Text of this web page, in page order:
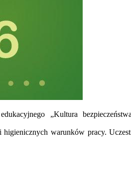
„Kultura
warunków pracy.